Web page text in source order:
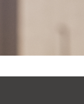
スチューデン
ライフプラン
馬年コレクシ